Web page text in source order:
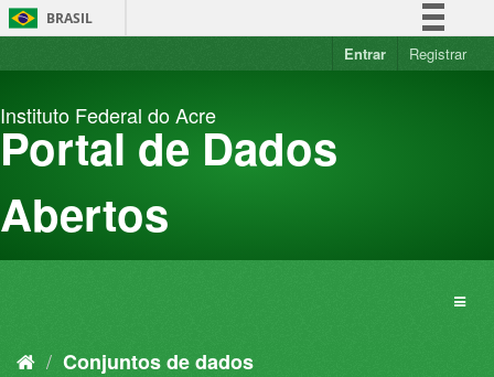
Pular
para
BRASIL
Simplifique!
Acesso à informação
Entrar Registrar
Instituto Federal do Acre
Portal de Dados
Abertos
Conjuntos de dados